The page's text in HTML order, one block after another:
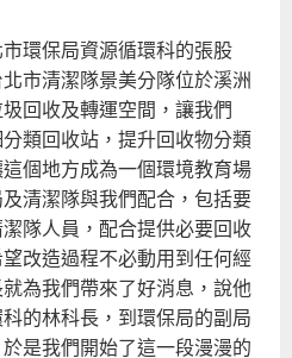
環保局資源循環科的張股
市清潔隊景美分隊位於溪洲
回收及轉運空間，讓我們
分類回收站，提升回收物分類
個地方成為一個環境教育場
清潔隊與我們配合，包括要
隊人員，配合提供必要回收
改造過程不必動用到任何經
為我們帶來了好消息，說他
的林科長，到環保局的副局
是我們開始了這一段漫漫的